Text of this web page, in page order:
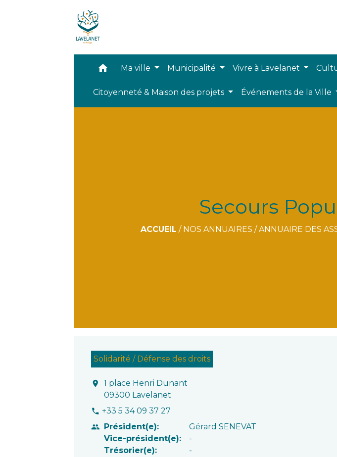
home Ma ville Municipalité Vivre à Lavelanet
Citoyenneté & Maison des projets Événements de la Ville
Secours
ACCUEIL / NOS ANNUAIRES /ANNUAIRE DES
Solidarité / Défense des droits
location_on
1 place Henri Dunant
09300 Lavelanet
phone +33 5 34 09 37 27
people Président(e):
Vice-président(e):
Trésorier(e):
Gérard SENEVAT
-
-